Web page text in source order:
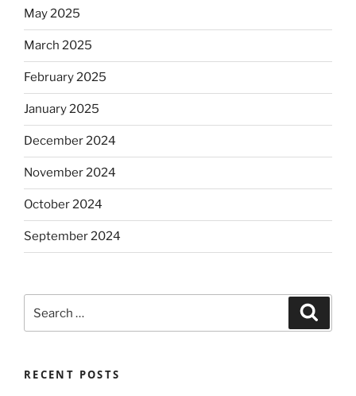
May 2025
March 2025
February 2025
January 2025
December 2024
November 2024
October 2024
September 2024
for:
RECENT POSTS